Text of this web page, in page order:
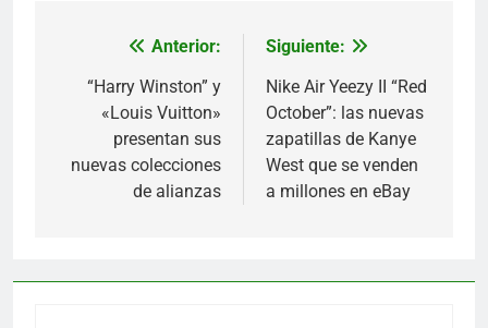
Navegación
entradas
Anterior:
“Harry Winston” y
«Louis Vuitton»
presentan sus
nuevas colecciones
de alianzas
Siguiente:
Nike Air Yeezy II “Red
October”: las nuevas
zapatillas de Kanye
West que se venden
a millones en eBay